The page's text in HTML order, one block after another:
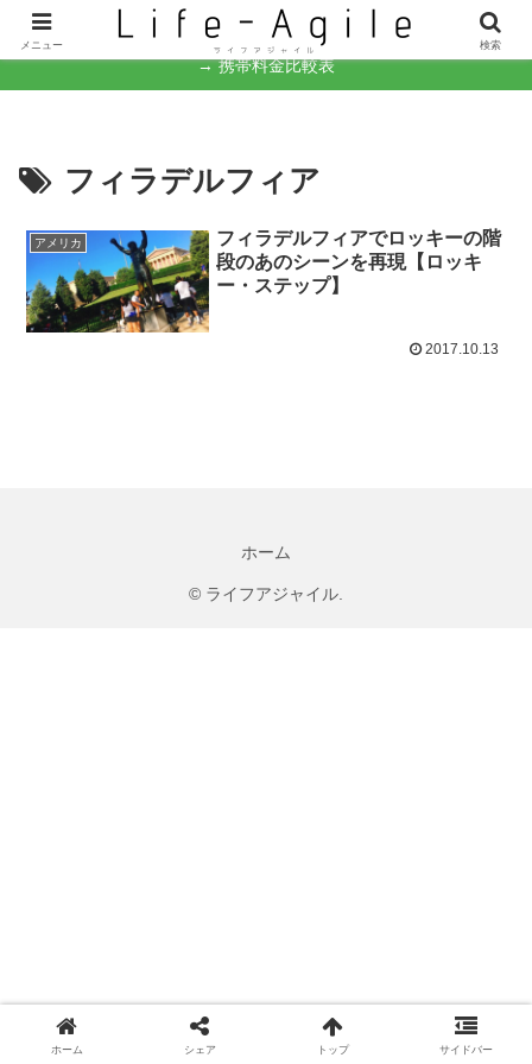
なんとかなるさ。
→ 携帯料金比較表
フィラデルフィア
アメリカ
フィラデルフィアでロッキーの階
段のあのシーンを再現【ロッキ
ー・ステップ】
2017.10.13
ホーム
© ライフアジャイル.
メニュー 検索
ホーム シェア トップ サイドバー